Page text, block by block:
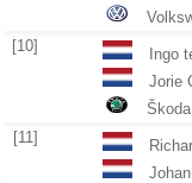
[10]
Ingo
Jorie
[11]